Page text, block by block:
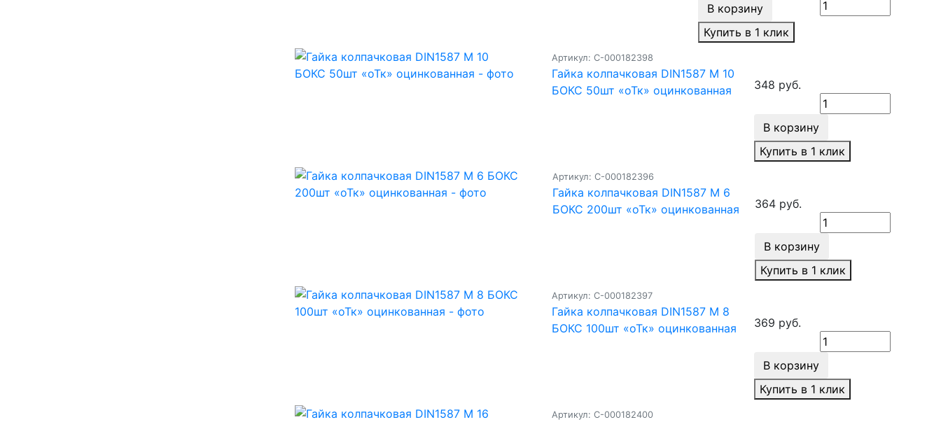
В корзину
Купить в 1 клик
Артикул: С-000182398
Гайка колпачковая DIN1587 М 10
БОКС 50шт «оТк» оцинкованная
348 руб.
В корзину
Купить в 1 клик
Артикул: С-000182396
Гайка колпачковая DIN1587 М 6
БОКС 200шт «оТк» оцинкованная
364 руб.
В корзину
Купить в 1 клик
Артикул: С-000182397
Гайка колпачковая DIN1587 М 8
БОКС 100шт «оТк» оцинкованная
369 руб.
В корзину
Купить в 1 клик
Артикул: С-000182400